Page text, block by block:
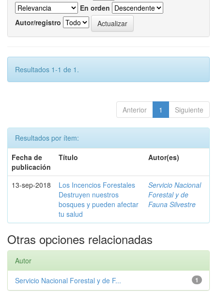
En orden
Autor/registro
Resultados 1-1 de 1.
Anterior 1 Siguiente
Resultados por ítem:
Fecha de
publicación
Título Autor(es)
13-sep-2018
Los Incencios Forestales
Destruyen nuestros
bosques y pueden afectar
tu salud
Servicio Nacional
Forestal y de
Fauna Silvestre
Otras opciones relacionadas
Autor
1
Servicio Nacional Forestal y de F...